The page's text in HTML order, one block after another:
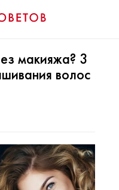
макияжа? 3
волос